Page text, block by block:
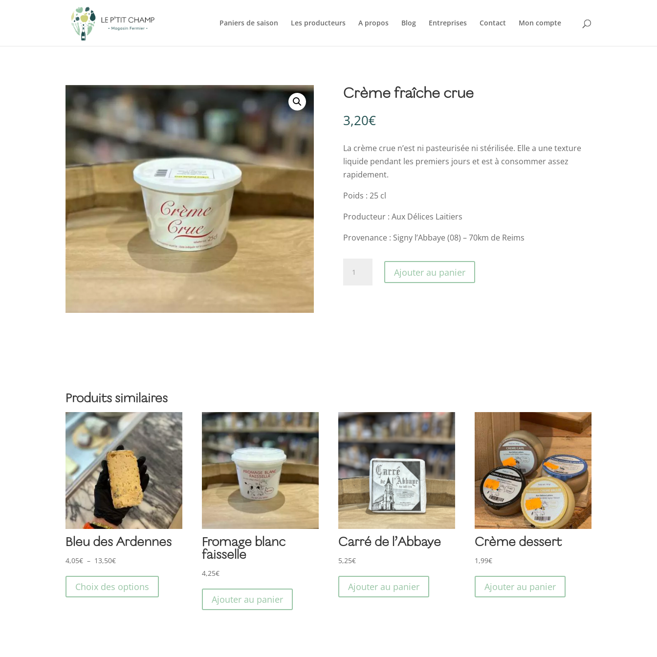
Paniers de saison Les producteurs A propos Blog Entreprises Contact Mon compte
Crème fraîche crue
3,20€
La crème crue n’est ni pasteurisée ni stérilisée. Elle a une texture
liquide pendant les premiers jours et est à consommer assez
rapidement.
Poids : 25 cl
Producteur : Aux Délices Laitiers
Provenance : Signy l’Abbaye (08) – 70km de Reims
Ajouter au panier
Produits similaires
Bleu des Ardennes
4,05€ – 13,50€Plage
prix :
4,05€
Choix des options
a
Fromage blanc
faisselle
4,25€
Ajouter au panier
Carré de l’Abbaye
5,25€
Ajouter au panier
Crème dessert
1,99€
Ajouter au panier